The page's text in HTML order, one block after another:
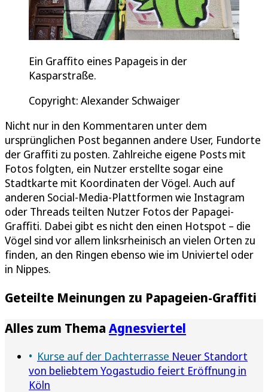
Ein Graffito eines Papageis in der
Kasparstraße.
Copyright: Alexander Schwaiger
Nicht nur in den Kommentaren unter dem
ursprünglichen Post begannen andere User, Fundorte
der Graffiti zu posten. Zahlreiche eigene Posts mit
Fotos folgten, ein Nutzer erstellte sogar eine
Stadtkarte mit Koordinaten der Vögel. Auch auf
anderen Social-Media-Plattformen wie Instagram
oder Threads teilten Nutzer Fotos der Papagei-
Graffiti. Dabei gibt es nicht den einen Hotspot – die
Vögel sind vor allem linksrheinisch an vielen Orten zu
finden, an den Ringen ebenso wie im Univiertel oder
in Nippes.
Geteilte Meinungen zu Papageien-Graffiti
Alles zum Thema Agnesviertel
Kurse auf der Dachterrasse Neuer Standort
von beliebtem Yogastudio feiert Eröffnung in
Köln